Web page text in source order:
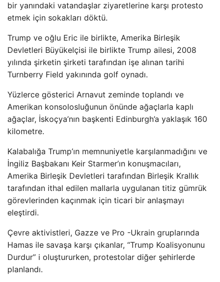
bir yanındaki vatandaşlar ziyaretlerine karşı protesto
etmek için sokakları döktü.
Trump ve oğlu Eric ile birlikte, Amerika Birleşik
Devletleri Büyükelçisi ile birlikte Trump ailesi, 2008
yılında şirketin şirketi tarafından işe alınan tarihi
Turnberry Field yakınında golf oynadı.
Yüzlerce gösterici Arnavut zeminde toplandı ve
Amerikan konsolosluğunun önünde ağaçlarla kaplı
ağaçlar, İskoçya’nın başkenti Edinburgh’a yaklaşık 160
kilometre.
Kalabalığa Trump’ın memnuniyetle karşılanmadığını ve
İngiliz Başbakanı Keir Starmer’ın konuşmacıları,
Amerika Birleşik Devletleri tarafından Birleşik Krallık
tarafından ithal edilen mallarla uygulanan titiz gümrük
görevlerinden kaçınmak için ticari bir anlaşmayı
eleştirdi.
Çevre aktivistleri, Gazze ve Pro -Ukrain gruplarında
Hamas ile savaşa karşı çıkanlar, “Trump Koalisyonunu
Durdur” i oluştururken, protestolar diğer şehirlerde
planlandı.